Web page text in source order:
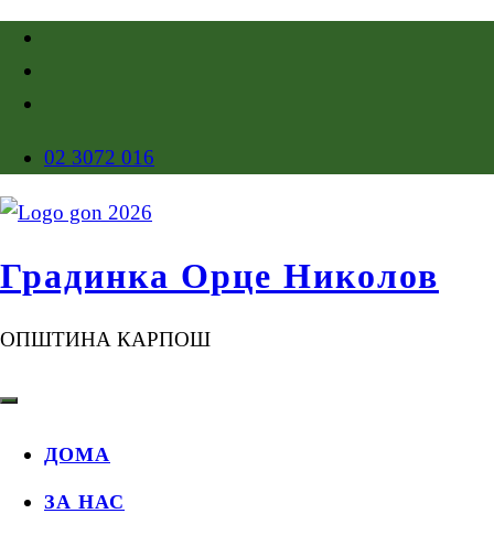
02 3072 016
Градинка Орце Николов
ОПШТИНА КАРПОШ
ДОМА
ЗА НАС